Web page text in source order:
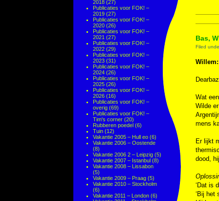
2018 (27)
Publicaties voor FOK! –
2019 (27)
Publicaties voor FOK! –
2020 (26)
Publicaties voor FOK! –
2021 (27)
Publicaties voor FOK! –
2022 (29)
Publicaties voor FOK! –
2023 (31)
Publicaties voor FOK! –
2024 (26)
Publicaties voor FOK! –
2025 (26)
Publicaties voor FOK! –
2026 (16)
Publicaties voor FOK! –
overig (69)
Publicaties voor FOK! –
Tim's corner (20)
Rubberen poedel (6)
Tuin (12)
Vakantie 2005 – Hull eo (6)
Vakantie 2006 – Oostende
(8)
Vakantie 2006 2 – Leipzig (5)
Vakantie 2007 – Istanbul (8)
Vakantie 2008 – Lissabon
(5)
Vakantie 2009 – Praag (5)
Vakantie 2010 – Stockholm
(6)
Vakantie 2011 – London (6)
Bas,
Filed
Willem:
Wat
Wilde
mens
Er lijkt
dood,
‘Dat is
‘Bij het